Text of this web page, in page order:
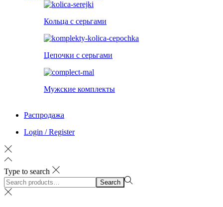
Кольца с серьгами
Цепочки с серьгами
Мужские комплекты
Распродажа
Login / Register
Type to search
Search
for:>
Search